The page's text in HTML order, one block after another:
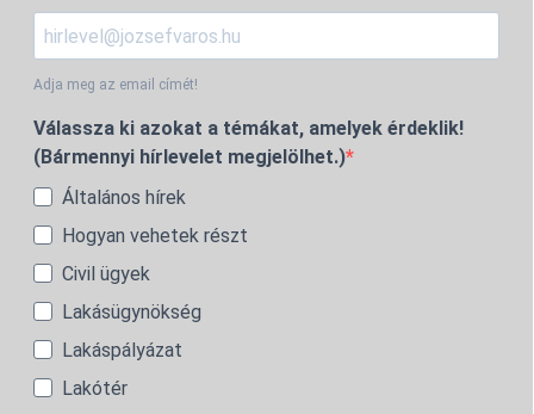
Adja meg az email címét!
Válassza ki azokat a témákat, amelyek érdeklik!
(Bármennyi hírlevelet megjelölhet.)
Általános hírek
Hogyan vehetek részt
Civil ügyek
Lakásügynökség
Lakáspályázat
Lakótér